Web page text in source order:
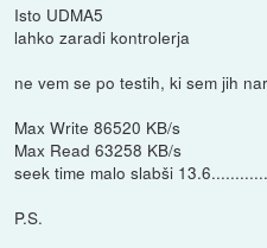
Isto UDMA5
lahko zaradi kontrolerja
ne vem se po testih, ki sem jih
Max Write 86520 KB/s
Max Read 63258 KB/s
seek time malo slabši
P.S.